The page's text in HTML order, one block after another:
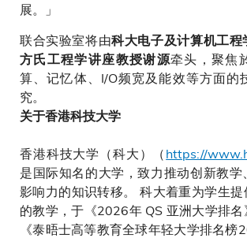
展。」
联合实验室将由科大电子及计算机工程
方氏工程学讲座教授谢源牵头，聚焦
算、记忆体、I/O频宽及能效等方面的
究。
关于香港科技大学
香港科技大学（科大）（https://
是国际知名的大学，致力推动创新教
影响力的知识转移。 科大着重为学生
的教学，于《2026年 QS 亚洲大学排名
《泰晤士高等教育全球年轻大学排名